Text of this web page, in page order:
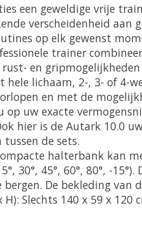
een geweldige vrije
verscheidenheid
op elk gewenst
trainer
en
hele lichaam, 2-, 3- of 4-
en met de
op uw exacte
hier is de Autark 10.0
de sets.
halterbank kan
30°, 45°, 60°, 80°, -
bergen. De bekleding
H): Slechts 140 x 59 x